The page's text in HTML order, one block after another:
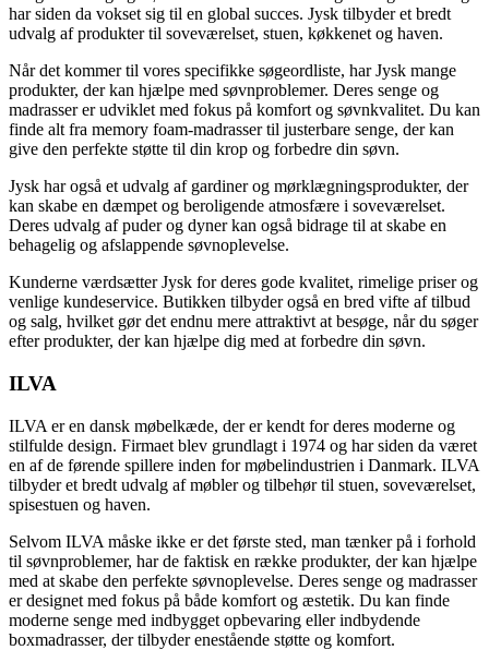
har siden da vokset sig til en global succes. Jysk tilbyder et bredt
udvalg af produkter til soveværelset, stuen, køkkenet og haven.
Når det kommer til vores specifikke søgeordliste, har Jysk mange
produkter, der kan hjælpe med søvnproblemer. Deres senge og
madrasser er udviklet med fokus på komfort og søvnkvalitet. Du kan
finde alt fra memory foam-madrasser til justerbare senge, der kan
give den perfekte støtte til din krop og forbedre din søvn.
Jysk har også et udvalg af gardiner og mørklægningsprodukter, der
kan skabe en dæmpet og beroligende atmosfære i soveværelset.
Deres udvalg af puder og dyner kan også bidrage til at skabe en
behagelig og afslappende søvnoplevelse.
Kunderne værdsætter Jysk for deres gode kvalitet, rimelige priser og
venlige kundeservice. Butikken tilbyder også en bred vifte af tilbud
og salg, hvilket gør det endnu mere attraktivt at besøge, når du søger
efter produkter, der kan hjælpe dig med at forbedre din søvn.
ILVA
ILVA er en dansk møbelkæde, der er kendt for deres moderne og
stilfulde design. Firmaet blev grundlagt i 1974 og har siden da været
en af de førende spillere inden for møbelindustrien i Danmark. ILVA
tilbyder et bredt udvalg af møbler og tilbehør til stuen, soveværelset,
spisestuen og haven.
Selvom ILVA måske ikke er det første sted, man tænker på i forhold
til søvnproblemer, har de faktisk en række produkter, der kan hjælpe
med at skabe den perfekte søvnoplevelse. Deres senge og madrasser
er designet med fokus på både komfort og æstetik. Du kan finde
moderne senge med indbygget opbevaring eller indbydende
boxmadrasser, der tilbyder enestående støtte og komfort.